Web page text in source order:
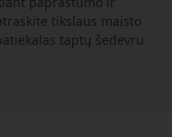
tikslaus maisto
taptų šedevru